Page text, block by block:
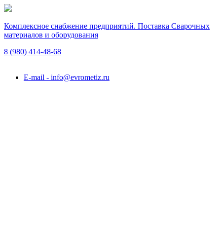
Комплексное снабжение предприятий. Поставка Сварочных
материалов и оборудования
8 (980) 414-48-68
E-mail - info@evrometiz.ru